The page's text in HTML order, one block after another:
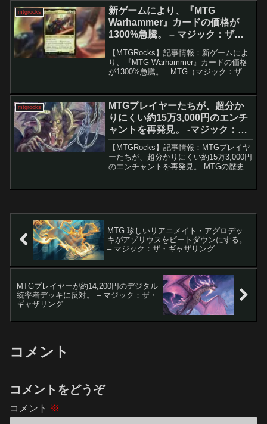
ザリングの各フォーマッ...
mtgrocks
新ゲームにより、『MTG
Warhammer』カードの価格が
1300%急騰。 – マジック：ザ・
ギャザリング
【MTGRocks】記事情報：新ゲームによ
り、『MTG Warhammer』カードの価格
が1300%急騰。 MTG（マジック：ザ・
ヤーから注目されていますが、最近の...
mtgrocks
MTGプレイヤーたちが、超分か
りにくい約15万3,000円のエンチ
ャントを再発見。 -マジック：
ザ・ギャザリング
【MTGRocks】記事情報：MTGプレイヤ
ーたちが、超分かりにくい約15万3,000円
のエンチャントを再発見。 MTGの歴史の
MTG 珍しいリアニメイト・アグロデッ
キがアゾリウスをビートダウンにする。
– マジック：ザ・ギャザリング
MTGプレイヤーが約14,200円のデジタル
統率者デッキに反対。 – マジック：ザ・
ギャザリング
コメント
コメントをどうぞ
コメント ※